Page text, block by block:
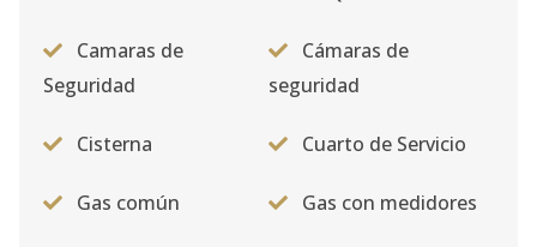
Camaras de
Seguridad
Cámaras de
seguridad
Cisterna Cuarto de Servicio
Gas común Gas con medidores